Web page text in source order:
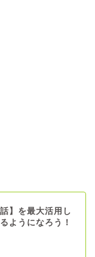
】を最大活用し
ようになろう！